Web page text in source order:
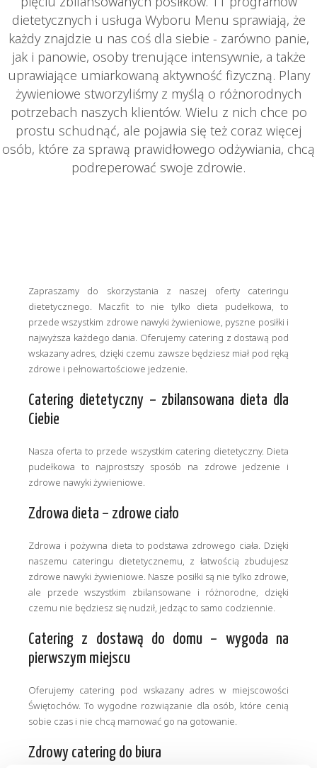
dietetycznych i usługa Wyboru Menu sprawiają, że
każdy znajdzie u nas coś dla siebie - zarówno panie,
jak i panowie, osoby trenujące intensywnie, a także
uprawiające umiarkowaną aktywność fizyczną. Plany
żywieniowe stworzyliśmy z myślą o różnorodnych
potrzebach naszych klientów. Wielu z nich chce po
prostu schudnąć, ale pojawia się też coraz więcej
osób, które za sprawą prawidłowego odżywiania, chcą
podreperować swoje zdrowie.
Zapraszamy do skorzystania z naszej oferty cateringu
dietetycznego. Maczfit to nie tylko dieta pudełkowa, to
przede wszystkim zdrowe nawyki żywieniowe, pyszne posiłki i
najwyższa każdego dania. Oferujemy catering z dostawą pod
wskazany adres, dzięki czemu zawsze będziesz miał pod ręką
zdrowe i pełnowartościowe jedzenie.
Catering dietetyczny – zbilansowana dieta dla
Ciebie
Nasza oferta to przede wszystkim catering dietetyczny. Dieta
pudełkowa to najprostszy sposób na zdrowe jedzenie i
zdrowe nawyki żywieniowe.
Zdrowa dieta – zdrowe ciało
Zdrowa i pożywna dieta to podstawa zdrowego ciała. Dzięki
naszemu cateringu dietetycznemu, z łatwością zbudujesz
zdrowe nawyki żywieniowe. Nasze posiłki są nie tylko zdrowe,
ale przede wszystkim zbilansowane i różnorodne, dzięki
czemu nie będziesz się nudził, jedząc to samo codziennie.
Catering z dostawą do domu – wygoda na
pierwszym miejscu
Oferujemy catering pod wskazany adres w miejscowości
Świętochów. To wygodne rozwiązanie dla osób, które cenią
sobie czas i nie chcą marnować go na gotowanie.
Zdrowy catering do biura